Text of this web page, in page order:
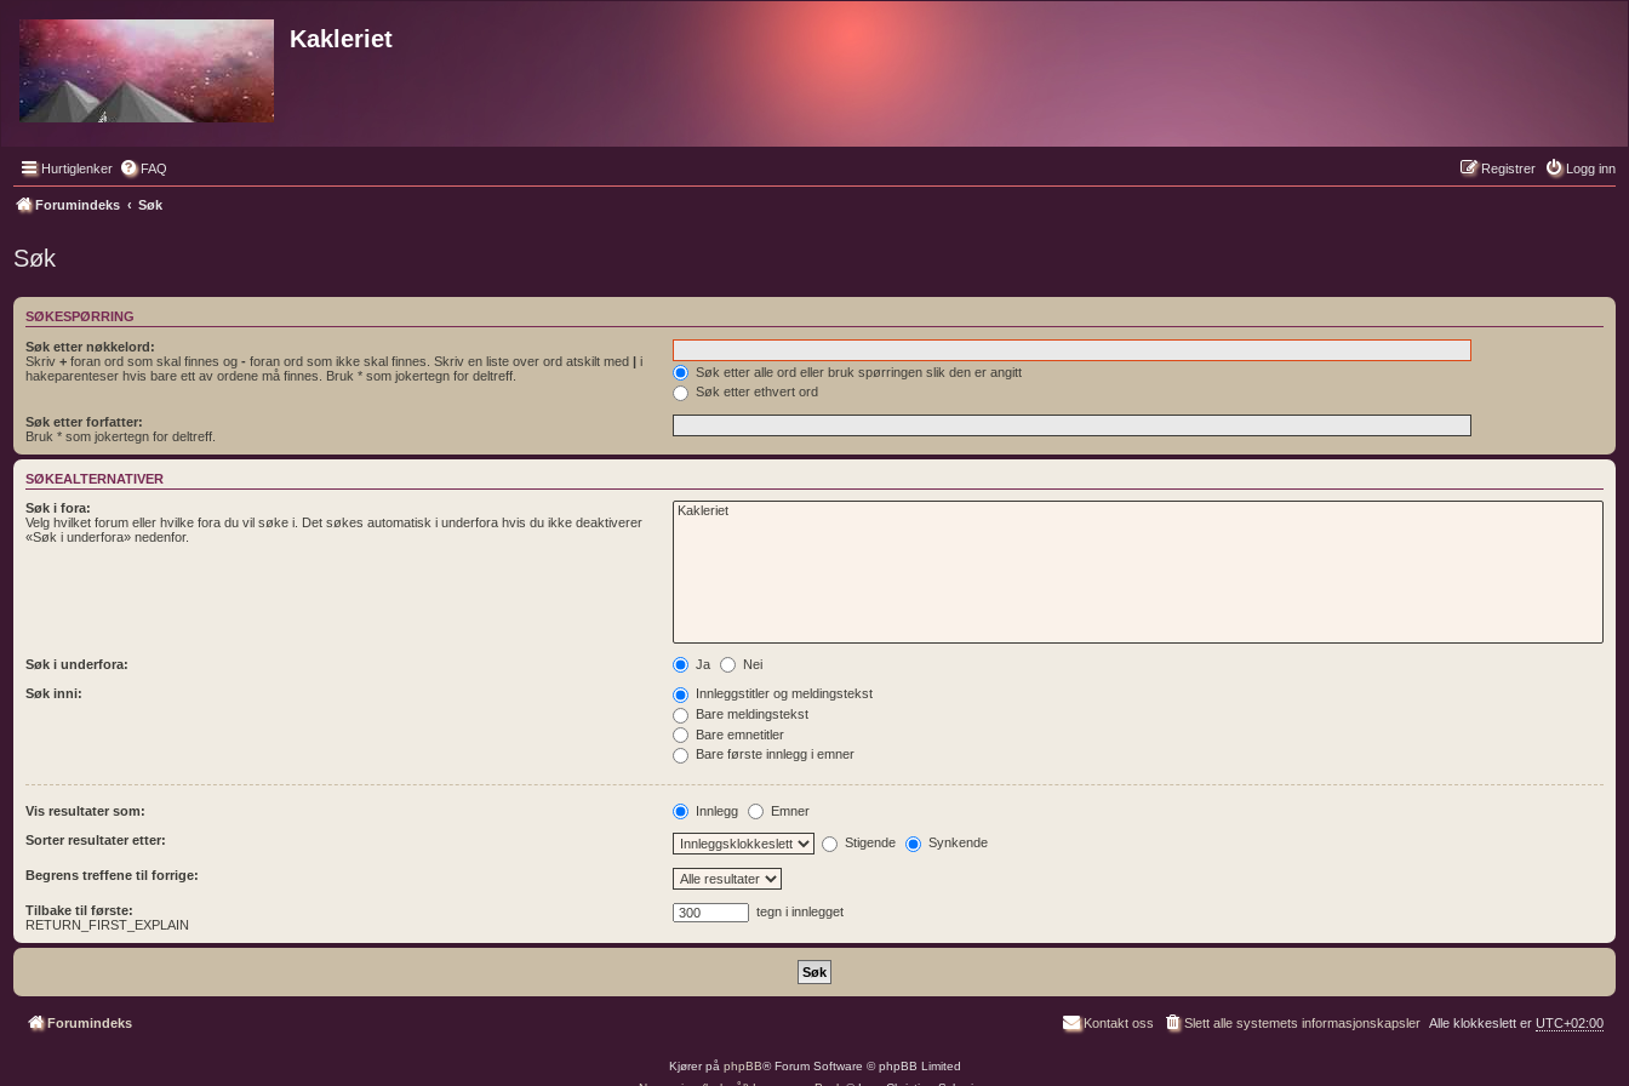
Kakleriet
Hurtiglenker FAQ Logg inn
Registrer
Forumindeks Søk
Søk
SØKESPØRRING
Søk etter nøkkelord:
Skriv + foran ord som skal finnes og - foran ord som ikke skal finnes. Skriv en liste over ord atskilt med | i
hakeparenteser hvis bare ett av ordene må finnes. Bruk * som jokertegn for deltreff.
Søk etter alle ord eller bruk spørringen slik den er angitt
Søk etter ethvert ord
Søk etter forfatter:
Bruk * som jokertegn for deltreff.
SØKEALTERNATIVER
Søk i fora:
Velg hvilket forum eller hvilke fora du vil søke i. Det søkes automatisk i underfora hvis du ikke deaktiverer
«Søk i underfora» nedenfor.
Søk i underfora: Ja Nei
Søk inni:
Innleggstitler og meldingstekst
Bare meldingstekst
Bare emnetitler
Bare første innlegg i emner
Vis resultater som: Innlegg Emner
Sorter resultater etter: Stigende Synkende
Begrens treffene til forrige:
Tilbake til første:
RETURN_FIRST_EXPLAIN
tegn i innlegget
Forumindeks Alle klokkeslett er UTC+02:00
Slett alle systemets informasjonskapsler
Kontakt oss
Kjører på phpBB® Forum Software © phpBB Limited